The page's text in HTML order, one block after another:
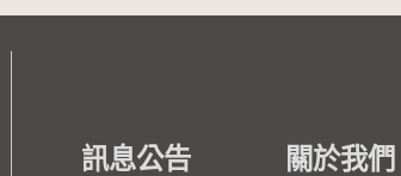
訊息公告 關於我們